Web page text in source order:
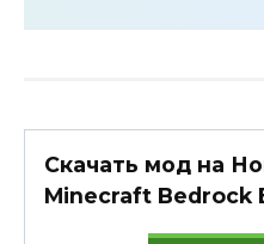
Скачать мод на
Minecraft Bedrock